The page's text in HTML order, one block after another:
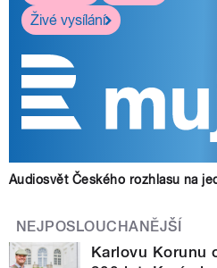
Živé vysílání
Audiosvět Českého rozhlasu na
NEJPOSLOUCHANĚJŠÍ
Karlovu Korunu